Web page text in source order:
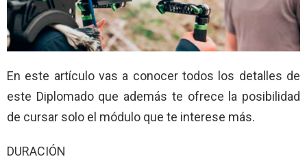
En este artículo vas a conocer todos los detalles de
este Diplomado que además te ofrece la posibilidad
de cursar solo el módulo que te interese más.
DURACIÓN